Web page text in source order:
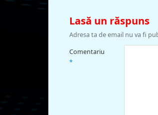
Lasă un răspuns
Adresa ta de email nu va fi
Comentariu
*